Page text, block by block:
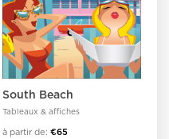
South Beach
Tableaux & affiches
à partir de: €65